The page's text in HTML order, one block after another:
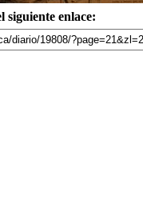
siguiente enlace: